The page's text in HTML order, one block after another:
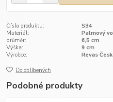
Číslo produktu:
S34
Materiál:
Palmový
průměr:
6,5 cm
Výška:
9 cm
Výrobce:
Revas
Do oblíbených
Podobné produkty